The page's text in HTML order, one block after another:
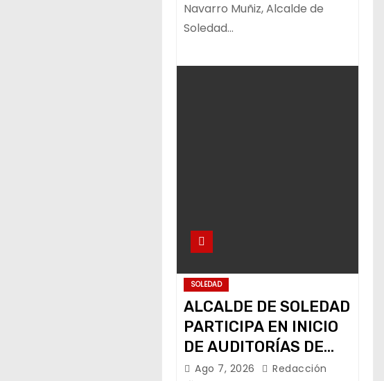
Navarro Muñiz, Alcalde de
Soledad…
SOLEDAD
ALCALDE DE SOLEDAD
PARTICIPA EN INICIO
DE AUDITORÍAS DE
GASTO
Ago 7, 2026 Redacción